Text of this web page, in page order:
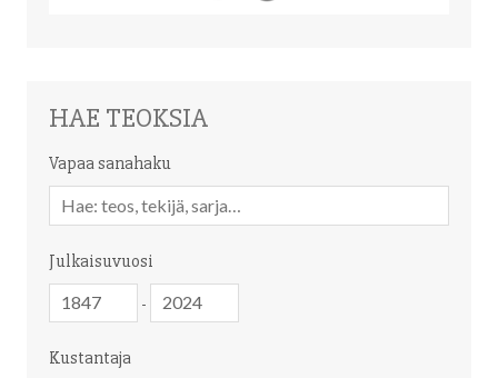
HAE TEOKSIA
Vapaa sanahaku
sanahaku
Julkaisuvuosi
-
Kustantaja